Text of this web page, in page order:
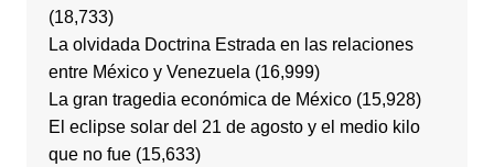
(18,733)
La olvidada Doctrina Estrada en las relaciones
entre México y Venezuela (16,999)
La gran tragedia económica de México (15,928)
El eclipse solar del 21 de agosto y el medio kilo
que no fue (15,633)